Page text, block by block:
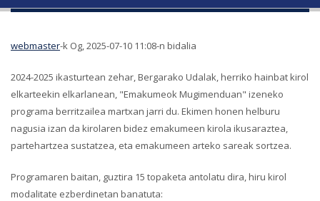
webmaster-k Og, 2025-07-10 11:08-n bidalia
2024-2025 ikasturtean zehar, Bergarako Udalak, herriko hainbat kirol
elkarteekin elkarlanean, "Emakumeok Mugimenduan" izeneko
programa berritzailea martxan jarri du. Ekimen honen helburu
nagusia izan da kirolaren bidez emakumeen kirola ikusaraztea,
partehartzea sustatzea, eta emakumeen arteko sareak sortzea.
Programaren baitan, guztira 15 topaketa antolatu dira, hiru kirol
modalitate ezberdinetan banatuta: